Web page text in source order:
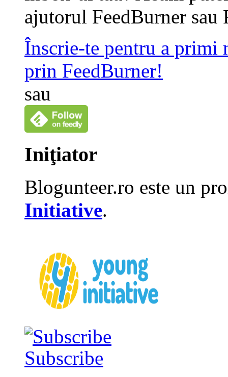
ajutorul FeedBurner sau
Înscrie-te pentru a primi
prin FeedBurner!
sau
Iniţiator
Blogunteer.ro este un
Initiative.
Subscribe